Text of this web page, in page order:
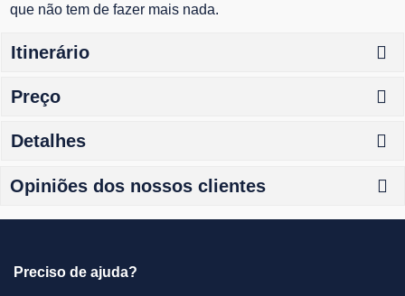
que não tem de fazer mais nada.
Itinerário
Preço
Detalhes
Opiniões dos nossos clientes
Preciso de ajuda?